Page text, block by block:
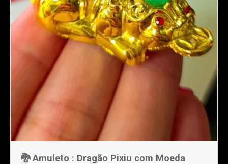
🐉 Amuleto : Dragão Pixiu com Moeda